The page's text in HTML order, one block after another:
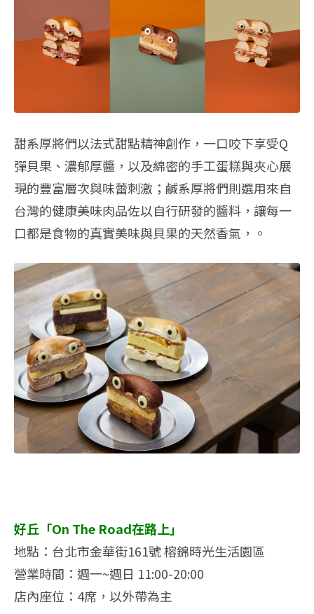
甜系厚將們以法式甜點精神創作，一口咬下享受Q
彈貝果、濃郁厚醬，以及綿密的手工蛋糕與夾心展
現的豐富層次與味蕾刺激；鹹系厚將們則選用來自
台灣的健康美味肉品佐以自行研發的醬料，讓每一
口都是食物的真實美味與貝果的天然香氣，。
好丘「On The Road在路上」
地點：台北市金華街161號 榕錦時光生活園區
營業時間：週一~週日 11:00-20:00
店內座位：4席，以外帶為主